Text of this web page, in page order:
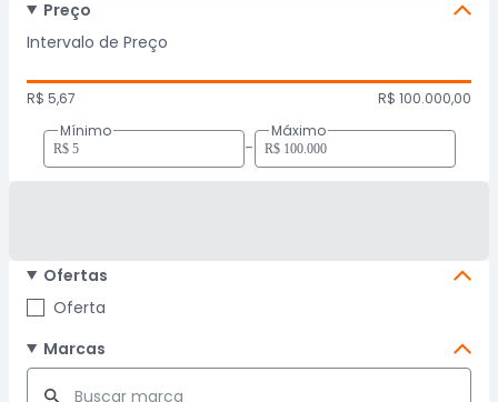
Preço
Intervalo de Preço
R$ 5,67
R$ 100.000,00
Mínimo
-
Máximo
Ofertas
Oferta
Marcas